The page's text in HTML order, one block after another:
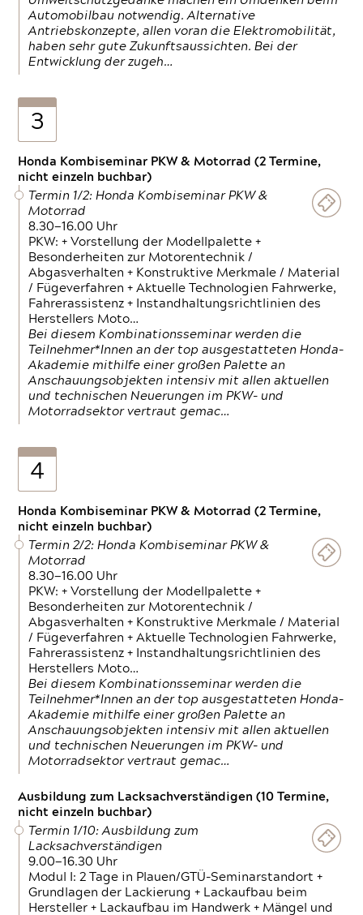
Automobilbau notwendig. Alternative
Antriebskonzepte, allen voran die Elektromobilität,
haben sehr gute Zukunftsaussichten. Bei der
Entwicklung der zugeh…
3
Honda Kombiseminar PKW & Motorrad (2 Termine,
nicht einzeln buchbar)
Termin 1/2: Honda Kombiseminar PKW &
Motorrad
8.30—16.00 Uhr
PKW: + Vorstellung der Modellpalette +
Besonderheiten zur Motorentechnik /
Abgasverhalten + Konstruktive Merkmale / Material
/ Fügeverfahren + Aktuelle Technologien Fahrwerke,
Fahrerassistenz + Instandhaltungsrichtlinien des
Herstellers Moto…
Bei diesem Kombinationsseminar werden die
Teilnehmer*Innen an der top ausgestatteten Honda-
Akademie mithilfe einer großen Palette an
Anschauungsobjekten intensiv mit allen aktuellen
und technischen Neuerungen im PKW- und
Motorradsektor vertraut gemac…
4
Honda Kombiseminar PKW & Motorrad (2 Termine,
nicht einzeln buchbar)
Termin 2/2: Honda Kombiseminar PKW &
Motorrad
8.30—16.00 Uhr
PKW: + Vorstellung der Modellpalette +
Besonderheiten zur Motorentechnik /
Abgasverhalten + Konstruktive Merkmale / Material
/ Fügeverfahren + Aktuelle Technologien Fahrwerke,
Fahrerassistenz + Instandhaltungsrichtlinien des
Herstellers Moto…
Bei diesem Kombinationsseminar werden die
Teilnehmer*Innen an der top ausgestatteten Honda-
Akademie mithilfe einer großen Palette an
Anschauungsobjekten intensiv mit allen aktuellen
und technischen Neuerungen im PKW- und
Motorradsektor vertraut gemac…
Ausbildung zum Lacksachverständigen (10 Termine,
nicht einzeln buchbar)
Termin 1/10: Ausbildung zum
Lacksachverständigen
9.00—16.30 Uhr
Modul I: 2 Tage in Plauen/GTÜ-Seminarstandort +
Grundlagen der Lackierung + Lackaufbau beim
Hersteller + Lackaufbau im Handwerk + Mängel und